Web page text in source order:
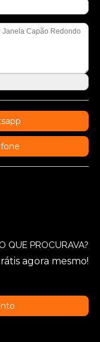
QUE PROCURAVA?
agora mesmo!